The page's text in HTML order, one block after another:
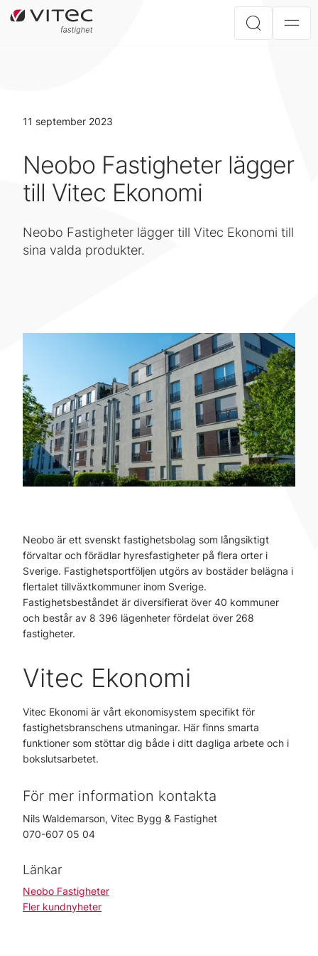
11 september 2023
Neobo Fastigheter lägger
till Vitec Ekonomi
Neobo Fastigheter lägger till Vitec Ekonomi till
sina valda produkter.
Neobo är ett svenskt fastighetsbolag som långsiktigt
förvaltar och förädlar hyresfastigheter på flera orter i
Sverige. Fastighetsportföljen utgörs av bostäder belägna i
flertalet tillväxtkommuner inom Sverige.
Fastighetsbeståndet är diversifierat över 40 kommuner
och består av 8 396 lägenheter fördelat över 268
fastigheter.
Vitec Ekonomi
Vitec Ekonomi är vårt ekonomisystem specifikt för
fastighetsbranschens utmaningar. Här finns smarta
funktioner som stöttar dig både i ditt dagliga arbete och i
bokslutsarbetet.
För mer information kontakta
Nils Waldemarson, Vitec Bygg & Fastighet
070-607 05 04
Länkar
Neobo Fastigheter
Fler kundnyheter